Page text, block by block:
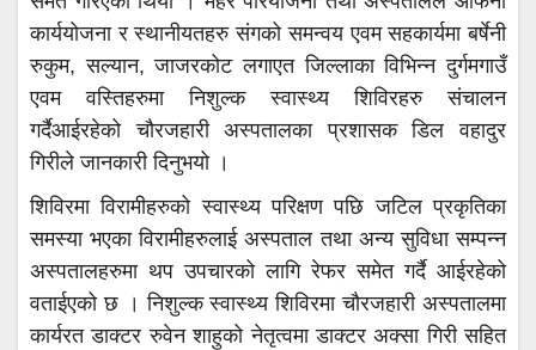
कार्ययोजना र स्थानीयतहरु संगको समन्वय एवम सहकार्यमा बर्षेनी
रुकुम, सल्यान, जाजरकोट लगाएत जिल्लाका विभिन्न दुर्गमगाउँ
एवम वस्तिहरुमा निशुल्क स्वास्थ्य शिविरहरु संचालन
गर्दैआईरहेको चौरजहारी अस्पतालका प्रशासक डिल वहादुर
गिरीले जानकारी दिनुभयो ।
शिविरमा विरामीहरुको स्वास्थ्य परिक्षण पछि जटिल प्रकृतिका
समस्या भएका विरामीहरुलाई अस्पताल तथा अन्य सुविधा सम्पन्न
अस्पतालहरुमा थप उपचारको लागि रेफर समेत गर्दै आईरहेको
वताईएको छ । निशुल्क स्वास्थ्य शिविरमा चौरजहारी अस्पतालमा
कार्यरत डाक्टर रुवेन शाहुको नेतृत्वमा डाक्टर अक्सा गिरी सहित